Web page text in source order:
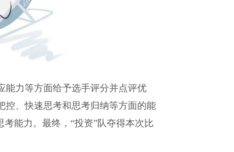
能力等方面给予选手评分并点评优
控、快速思考和思考归纳等方面的能
能力。最终，“投资”队夺得本次比